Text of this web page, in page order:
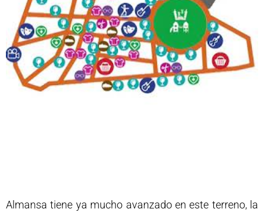
Almansa tiene ya mucho avanzado en este terreno, la